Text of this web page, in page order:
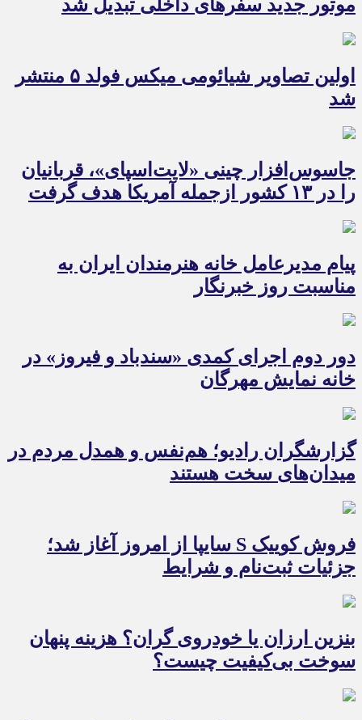
موتور جدید سفرهای داخلی تبدیل شد
اولین تصاویر شیائومی میکس فولد ۵ منتشر
شد
جاسوس‌افزار چینی «لایت‌اسپای»، قربانیان
را در ۱۳ کشور ازجمله آمریکا هدف گرفت
پیام مدیرعامل خانه هنرمندان ایران به
مناسبت روز خبرنگار
دور دوم اجرای کمدی «سندباد و فیروز» در
خانه نمایش مهرگان
گزارشگران رادیو؛ هم‌نفس و همدل مردم در
میدان‌های سخت هستند
فروش کوییک S سایپا از امروز آغاز شد؛
جزئیات ثبت‌نام و شرایط
بنزین ارزان یا خودروی گران؟ هزینه پنهان
سوخت بی‌کیفیت چیست؟